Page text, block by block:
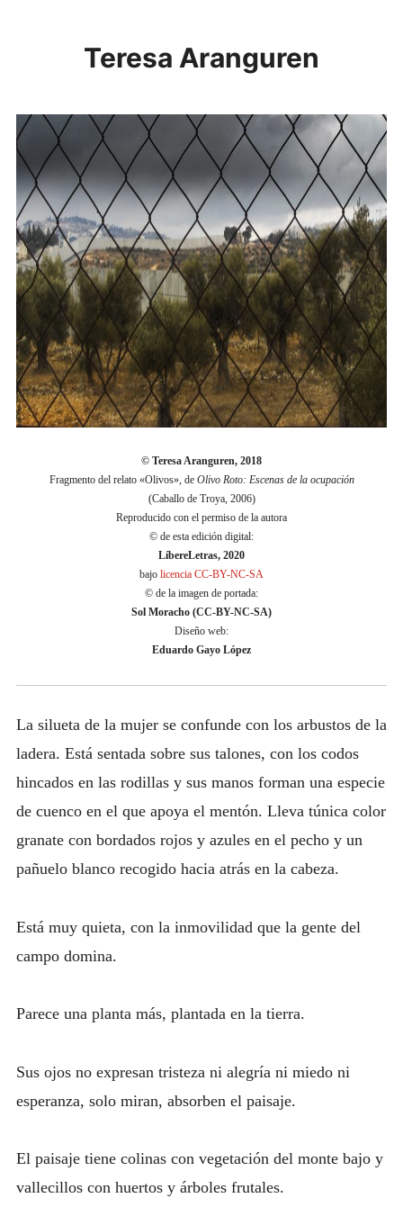
Teresa Aranguren
© Teresa Aranguren, 2018
Fragmento del relato «Olivos», de Olivo Roto: Escenas de la ocupación
(Caballo de Troya, 2006)
Reproducido con el permiso de la autora
© de esta edición digital:
LíbereLetras, 2020
bajo licencia CC-BY-NC-SA
© de la imagen de portada:
Sol Moracho (CC-BY-NC-SA)
Diseño web:
Eduardo Gayo López
La silueta de la mujer se confunde con los arbustos de la
ladera. Está sentada sobre sus talones, con los codos
hincados en las rodillas y sus manos forman una especie
de cuenco en el que apoya el mentón. Lleva túnica color
granate con bordados rojos y azules en el pecho y un
pañuelo blanco recogido hacia atrás en la cabeza.
Está muy quieta, con la inmovilidad que la gente del
campo domina.
Parece una planta más, plantada en la tierra.
Sus ojos no expresan tristeza ni alegría ni miedo ni
esperanza, solo miran, absorben el paisaje.
El paisaje tiene colinas con vegetación del monte bajo y
vallecillos con huertos y árboles frutales.